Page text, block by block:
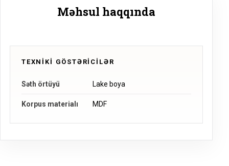
Məhsul haqqında
TEXNIKI GÖSTƏRICILƏR
Səth örtüyü Lake boya
Korpus materialı MDF